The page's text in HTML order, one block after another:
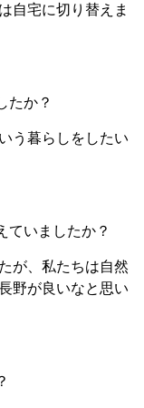
自宅に切り替えま
たか？
う暮らしをしたい
ていましたか？
が、私たちは自然
野が良いなと思い